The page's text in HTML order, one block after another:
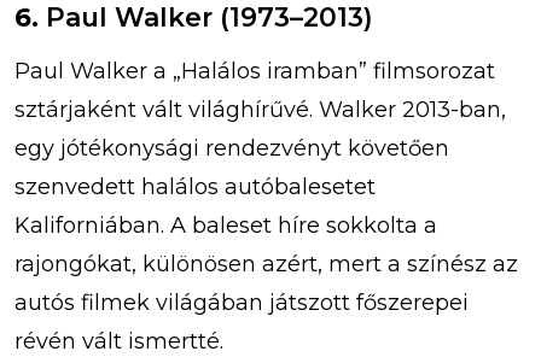
6. Paul Walker (1973–2013)
Paul Walker a „Halálos iramban” filmsorozat
sztárjaként vált világhírűvé. Walker 2013-ban,
egy jótékonysági rendezvényt követően
szenvedett halálos autóbalesetet
Kaliforniában. A baleset híre sokkolta a
rajongókat, különösen azért, mert a színész az
autós filmek világában játszott főszerepei
révén vált ismertté.